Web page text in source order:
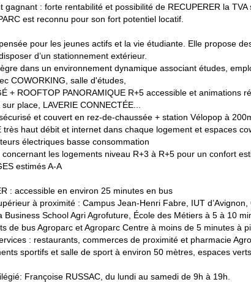
gagnant : forte rentabilité et possibilité de RECUPERER la
est reconnu pour son fort potentiel locatif.
pour les jeunes actifs et la vie étudiante. Elle propose
d’un stationnement extérieur.
dans un environnement dynamique associant études,
COWORKING, salle d'études,
+ ROOFTOP PANORAMIQUE R+5 accessible et animations
place, LAVERIE CONNECTÉE...
et couvert en rez-de-chaussée + station Vélopop à
très haut débit et internet dans chaque logement et espaces
électriques basse consommation
concernant les logements niveau R+3 à R+5 pour un confort
estimés A-A
: accessible en environ 25 minutes en bus
à proximité : Campus Jean-Henri Fabre, IUT
Business School Agri Agrofuture, École des Métiers à 5 à 10
de bus Agroparc et Agroparc Centre à moins de 5 minutes à
: restaurants, commerces de proximité et pharmacie
sportifs et salle de sport à environ 50 mètres, espaces
Françoise RUSSAC, du lundi au samedi de 9h à 19h.